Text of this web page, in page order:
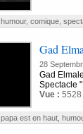
humour, comique,
Gad
28
Gad
Spectacle
Vue : 5528
papa est en haut,